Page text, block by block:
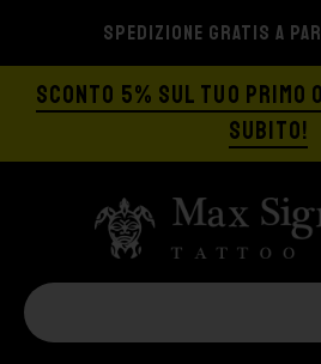
SPEDIZIONE GRATIS A
SCONTO 5% SUL TUO PRIMO
SUBITO!